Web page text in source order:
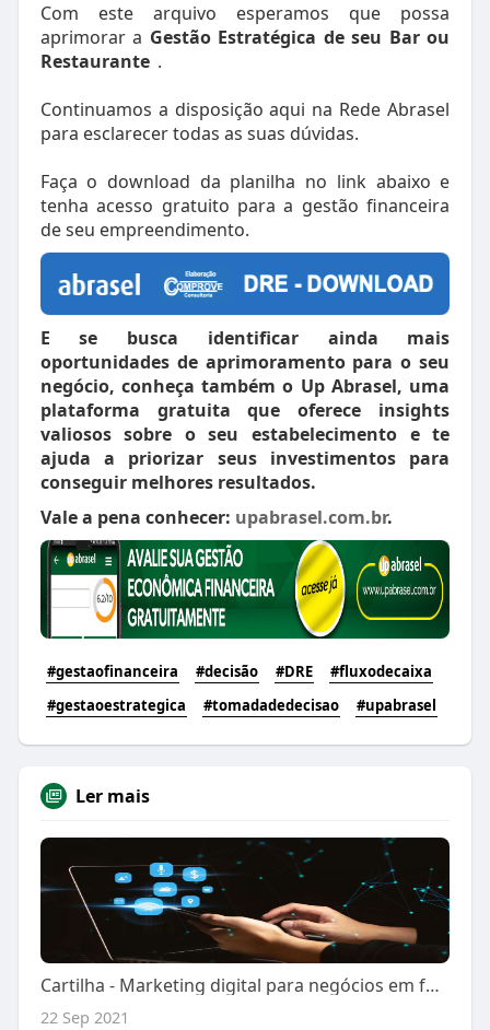
Com este arquivo esperamos que possa
aprimorar a Gestão Estratégica de seu Bar ou
Restaurante .
Continuamos a disposição aqui na Rede Abrasel
para esclarecer todas as suas dúvidas.
Faça o download da planilha no link abaixo e
tenha acesso gratuito para a gestão financeira
de seu empreendimento.
E se busca identificar ainda mais
oportunidades de aprimoramento para o seu
negócio, conheça também o Up Abrasel, uma
plataforma gratuita que oferece insights
valiosos sobre o seu estabelecimento e te
ajuda a priorizar seus investimentos para
conseguir melhores resultados.
Vale a pena conhecer: upabrasel.com.br.
#gestaofinanceira #decisão #DRE
#fluxodecaixa
#gestaoestrategica
#tomadadedecisao #upabrasel
Ler mais
Cartilha - Marketing digital para negócios em foodservice
22 Sep 2021